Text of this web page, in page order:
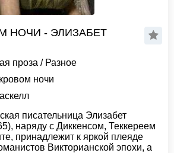
НОЧИ - ЭЛИЗАБЕТ
проза / Разное
ночи
писательница Элизабет
наряду с Диккенсом, Теккереем
принадлежит к яркой плеяде
Викторианской эпохи, а